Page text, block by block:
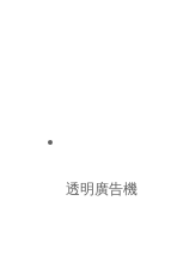
透明廣告機